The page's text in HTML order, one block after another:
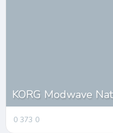
KORG Modwave
0 373 0